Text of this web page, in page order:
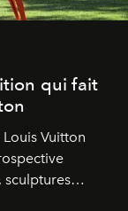
qui fait
Vuitton
sculptures